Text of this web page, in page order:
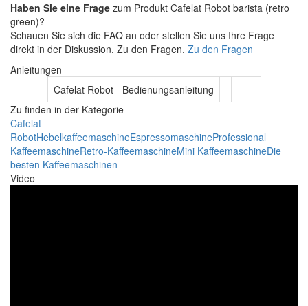
Haben Sie eine Frage zum Produkt Cafelat Robot barista (retro
green)?
Schauen Sie sich die FAQ an oder stellen Sie uns Ihre Frage
direkt in der Diskussion. Zu den Fragen. Zu den Fragen
Anleitungen
Cafelat Robot - Bedienungsanleitung
Zu finden in der Kategorie
Cafelat
RobotHebelkaffeemaschineEspressomaschineProfessional
KaffeemaschineRetro-KaffeemaschineMini KaffeemaschineDie
besten Kaffeemaschinen
Video